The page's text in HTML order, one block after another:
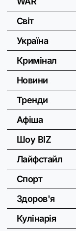
Світ
Україна
Кримінал
Новини
Тренди
Афіша
Шоу BIZ
Лайфстайл
Спорт
Здоров'я
Кулінарія